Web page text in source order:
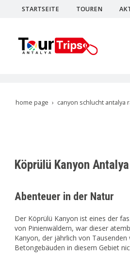
STARTSEITE TOUREN
home page canyon schlucht antalya
Köprülü Kanyon Antalya
Abenteuer in der Natur
Der Köprülü Kanyon ist eines der
von Pinienwäldern, war dieser
Kanyon, der jährlich von
Betongebäuden in diesem Gebiet